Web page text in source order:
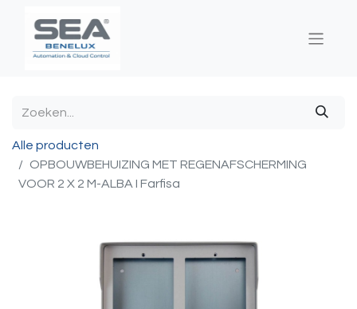
Alle producten
OPBOUWBEHUIZING MET REGENAFSCHERMING
VOOR 2 X 2 M-ALBA I Farfisa